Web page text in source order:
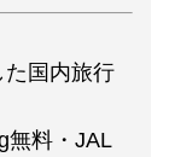
国内旅行
無料・JAL